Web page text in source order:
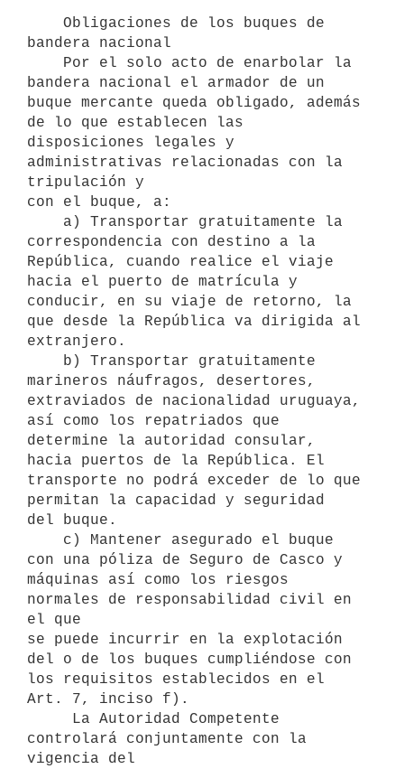
bandera nacional
bandera nacional el armador de un
buque mercante queda obligado, además
de lo que establecen las
disposiciones legales y
administrativas relacionadas con la
tripulación y
con el buque, a:
correspondencia con destino a la
República, cuando realice el viaje
hacia el puerto de matrícula y
conducir, en su viaje de retorno, la
que desde la República va dirigida al
extranjero.
marineros náufragos, desertores,
extraviados de nacionalidad uruguaya,
así como los repatriados que
determine la autoridad consular,
hacia puertos de la República. El
transporte no podrá exceder de lo que
permitan la capacidad y seguridad
del buque.
con una póliza de Seguro de Casco y
máquinas así como los riesgos
normales de responsabilidad civil en
el que
se puede incurrir en la explotación
del o de los buques cumpliéndose con
los requisitos establecidos en el
Art. 7, inciso f).
controlará conjuntamente con la
vigencia del